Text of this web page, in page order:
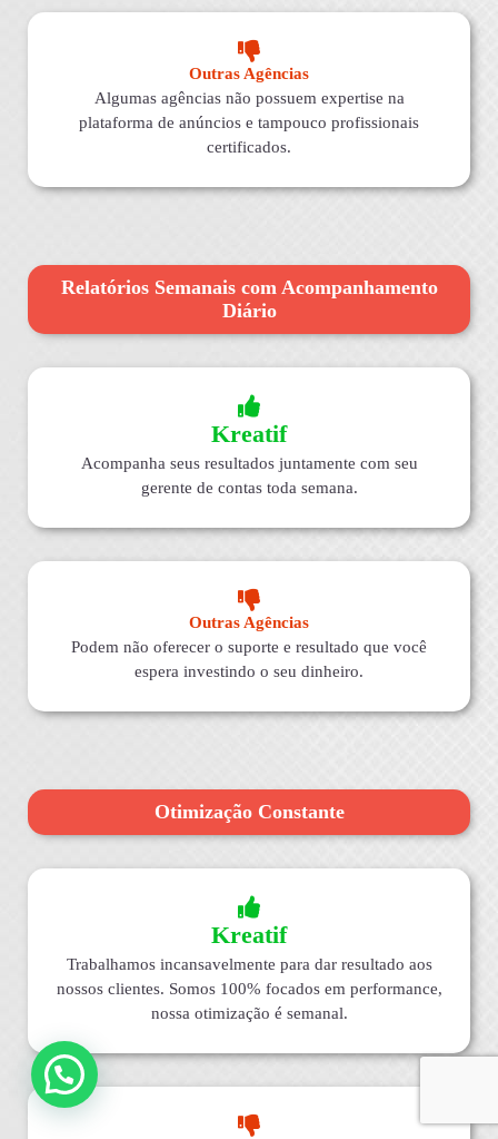
Outras Agências
Algumas agências não possuem expertise na
plataforma de anúncios e tampouco profissionais
certificados.
Relatórios Semanais com Acompanhamento
Diário
Kreatif
Acompanha seus resultados juntamente com seu
gerente de contas toda semana.
Outras Agências
Podem não oferecer o suporte e resultado que você
espera investindo o seu dinheiro.
Otimização Constante
Kreatif
Trabalhamos incansavelmente para dar resultado aos
nossos clientes. Somos 100% focados em performance,
nossa otimização é semanal.